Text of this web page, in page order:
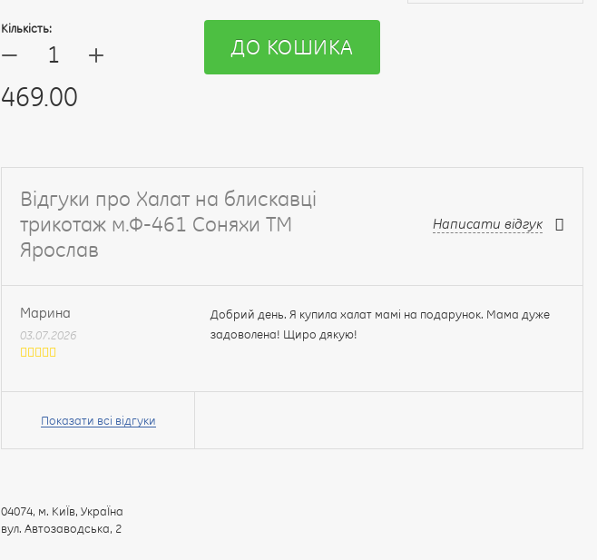
Кількість:
— +
469.00
ДО КОШИКА
Відгуки про Халат на блискавці
трикотаж м.Ф-461 Соняхи ТМ
Ярослав
Написати відгук
Марина
03.07.2026
Добрий день. Я купила халат мамі на подарунок. Мама дуже
задоволена! Щиро дякую!
Ваше
відгук
Показати всі відгуки
04074, м. КиЇв, УкраЇна
вул. Автозаводська, 2